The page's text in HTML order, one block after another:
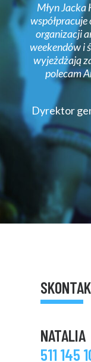
Młyn
organizacji
weekendów i
wyjeżdżają
polecam
Dyrektor
NATALIA
511 145